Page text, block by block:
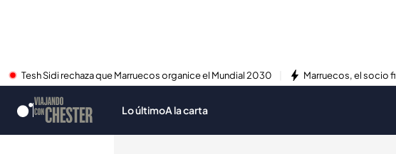
Tesh Sidi rechaza que Marruecos organice el Mundial 2030 Marruecos, el socio
Lo últimoA la carta